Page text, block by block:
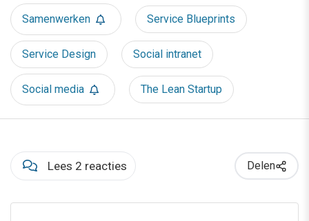
Samenwerken Service Blueprints
Service Design Social intranet
Social media The Lean Startup
Lees 2 reacties Delen